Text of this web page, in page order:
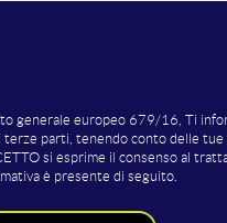
Travel
con una offerta Full.